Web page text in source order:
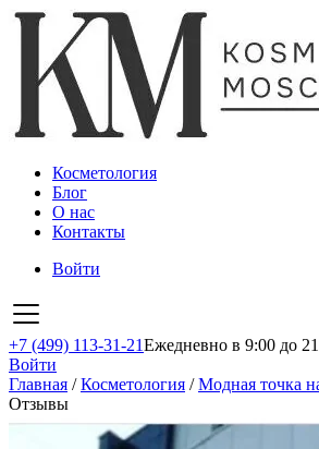
Косметология
Блог
О нас
Контакты
Войти
+7 (499) 113-31-21Ежедневно в 9:00 до
Войти
Главная /Косметология /Модная точка
Отзывы